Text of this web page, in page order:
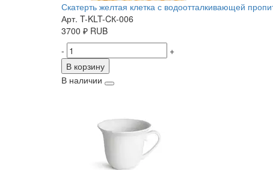
Скатерть желтая клетка с водоотталкивающей
Арт. T-KLT-CК-006
3700 ₽ RUB
-
+
В корзину
В наличии